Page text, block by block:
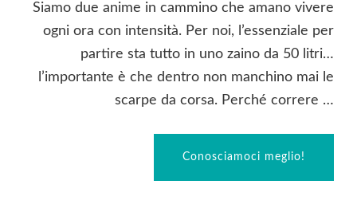
Siamo due anime in cammino che amano vivere
ogni ora con intensità. Per noi, l’essenziale per
partire sta tutto in uno zaino da 50 litri…
l’importante è che dentro non manchino mai le
scarpe da corsa. Perché correre …
Conosciamoci meglio!